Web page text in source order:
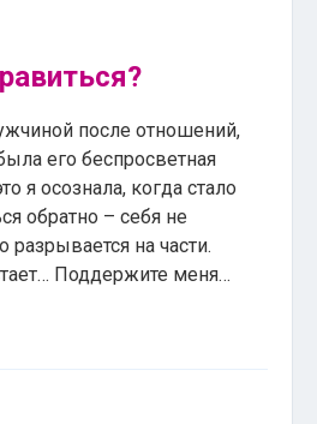
после отношений,
его беспросветная
я осознала, когда стало
обратно – себя не
разрывается на части.
Поддержите меня…